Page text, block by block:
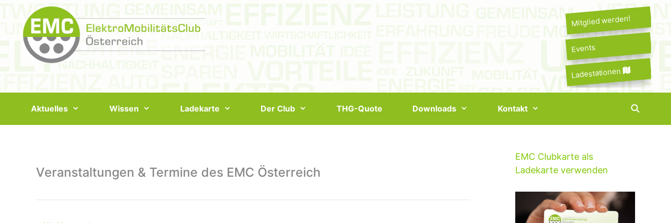
Mitglied werden!
Events
Ladestationen
Aktuelles Wissen Ladekarte Der Club THG-Quote Downloads Kontakt
Veranstaltungen & Termine des EMC Österreich
EMC Clubkarte als
Ladekarte verwenden